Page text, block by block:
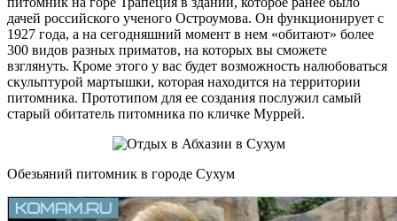
дачей российского ученого Остроумова. Он функционирует с
1927 года, а на сегодняшний момент в нем «обитают» более
300 видов разных приматов, на которых вы сможете
взглянуть. Кроме этого у вас будет возможность налюбоваться
скульптурой мартышки, которая находится на территории
питомника. Прототипом для ее создания послужил самый
старый обитатель питомника по кличке Муррей.
Обезьяний питомник в городе Сухум